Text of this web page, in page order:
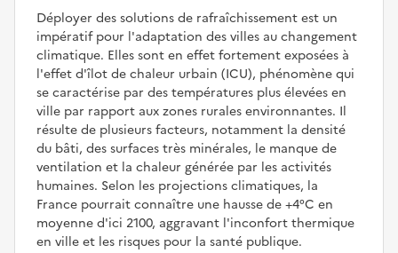
Déployer des solutions de rafraîchissement est un
impératif pour l'adaptation des villes au changement
climatique. Elles sont en effet fortement exposées à
l'effet d'îlot de chaleur urbain (ICU), phénomène qui
se caractérise par des températures plus élevées en
ville par rapport aux zones rurales environnantes. Il
résulte de plusieurs facteurs, notamment la densité
du bâti, des surfaces très minérales, le manque de
ventilation et la chaleur générée par les activités
humaines. Selon les projections climatiques, la
France pourrait connaître une hausse de +4°C en
moyenne d'ici 2100, aggravant l'inconfort thermique
en ville et les risques pour la santé publique.